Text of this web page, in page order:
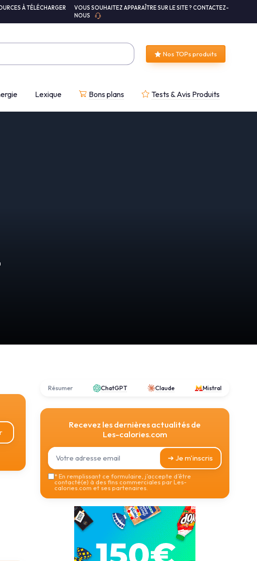
À TÉLÉCHARGER
VOUS SOUHAITEZ APPARAÎTRE SUR LE SITE ? CONTACTEZ-
NOUS
Nos TOPs produits
Lexique Bons plans Tests & Avis Produits
Résumer ChatGPT Claude Mistral
Recevez les dernières actualités de
Les-calories.com
➔ Je m'inscris
*En remplissant ce formulaire, j’accepte d’être
contacté(e) à des fins commerciales par Les-
calories.com et ses partenaires.